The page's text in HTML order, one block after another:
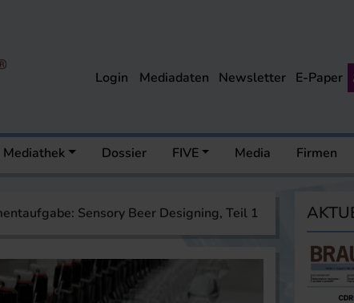
Login Mediadaten Newsletter E-Paper
Mediathek Dossier FIVE Media Firmen
Sensory Beer Designing, Teil 1